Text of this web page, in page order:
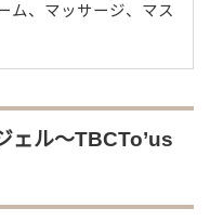
ム、マッサージ、マス
ェル～TBCTo’us